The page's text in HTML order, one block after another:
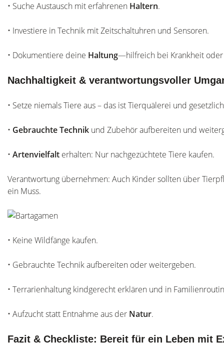
• Suche Austausch mit erfahrenen Haltern.
• Investiere in Technik mit Zeitschaltuhren und Sensoren.
• Dokumentiere deine Haltung—hilfreich bei Krankheit
Nachhaltigkeit & verantwortungsvoller
• Setze niemals Tiere aus – das ist Tierquälerei und
• Gebrauchte Technik und Zubehör aufbereiten und
• Artenvielfalt erhalten: Nur nachgezüchtete Tiere kaufen.
Verantwortung übernehmen: Auch Kinder sollten über
ein Muss.
• Keine Wildfänge kaufen.
• Gebrauchte Technik aufbereiten oder weitergeben.
• Terrarienhaltung kindgerecht erklären und in
• Aufzucht statt Entnahme aus der Natur.
Fazit & Checkliste: Bereit für ein Leben mit